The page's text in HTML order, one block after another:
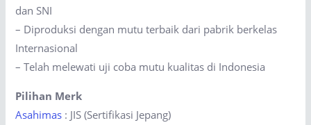
dan SNI
– Diproduksi dengan mutu terbaik dari pabrik berkelas
Internasional
– Telah melewati uji coba mutu kualitas di Indonesia
Pilihan Merk
Asahimas : JIS (Sertifikasi Jepang)